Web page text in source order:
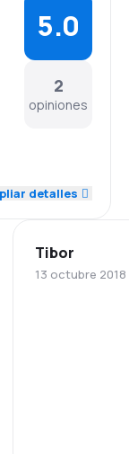
2
opiniones
5.0
detalles
Tibor
13 octubre 2018